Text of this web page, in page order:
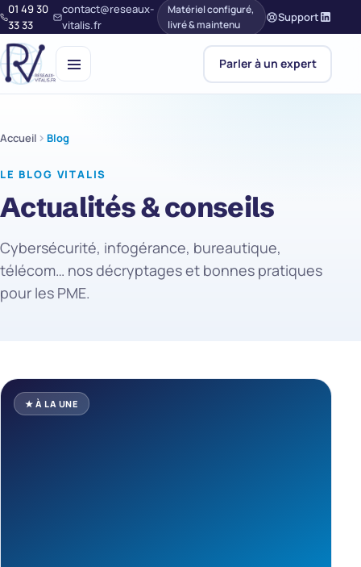
01 49 30
33 33
contact@reseaux-
vitalis.fr
Matériel configuré,
livré & maintenu
Support
Parler à un expert
Accueil Blog
LE BLOG VITALIS
Actualités & conseils
Cybersécurité, infogérance, bureautique,
télécom… nos décryptages et bonnes pratiques
pour les PME.
★ À LA UNE